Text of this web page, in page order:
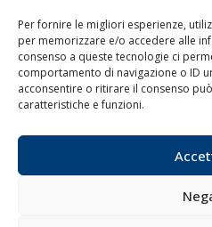
Per fornire le migliori esperienze,
per memorizzare e/o accedere alle
consenso a queste tecnologie ci
comportamento di navigazione o ID
acconsentire o ritirare il consenso
caratteristiche e funzioni.
Porti/
Compagnie di
Blue